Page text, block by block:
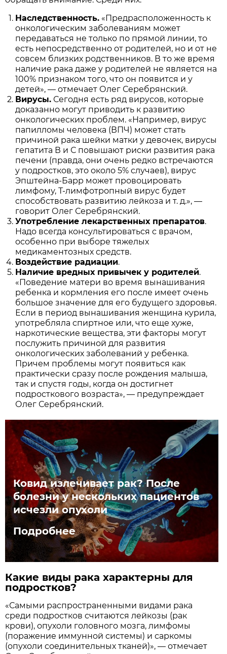
Наследственность. «Предрасположенность к
онкологическим заболеваниям может
передаваться не только по прямой линии, то
есть непосредственно от родителей, но и от не
совсем близких родственников. В то же время
наличие рака даже у родителей не является на
100% признаком того, что он появится и у
детей», — отмечает Олег Серебрянский.
Вирусы. Сегодня есть ряд вирусов, которые
доказанно могут приводить к развитию
онкологических проблем. «Например, вирус
папилломы человека (ВПЧ) может стать
причиной рака шейки матки у девочек, вирусы
гепатита В и С повышают риски развития рака
печени (правда, они очень редко встречаются
у подростков, это около 5% случаев), вирус
Эпштейна-Барр может провоцировать
лимфому, Т-лимфотропный вирус будет
способствовать развитию лейкоза и т. д.», —
говорит Олег Серебрянский.
Употребление лекарственных препаратов.
Надо всегда консультироваться с врачом,
особенно при выборе тяжелых
медикаментозных средств.
Воздействие радиации.
Наличие вредных привычек у родителей.
«Поведение матери во время вынашивания
ребенка и кормления его после имеет очень
большое значение для его будущего здоровья.
Если в период вынашивания женщина курила,
употребляла спиртное или, что еще хуже,
наркотические вещества, эти факторы могут
послужить причиной для развития
онкологических заболеваний у ребенка.
Причем проблемы могут появиться как
практически сразу после рождения малыша,
так и спустя годы, когда он достигнет
подросткового возраста», — предупреждает
Олег Серебрянский.
Ковид излечивает рак? После
болезни у нескольких пациентов
исчезли опухоли
Подробнее
Какие виды рака характерны для
подростков?
«Самыми распространенными видами рака
среди подростков считаются лейкозы (рак
крови), опухоли головного мозга, лимфомы
(поражение иммунной системы) и саркомы
(опухоли соединительных тканей)», — отмечает